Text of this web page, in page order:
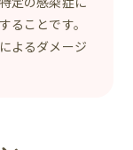
ることです。
よるダメージ